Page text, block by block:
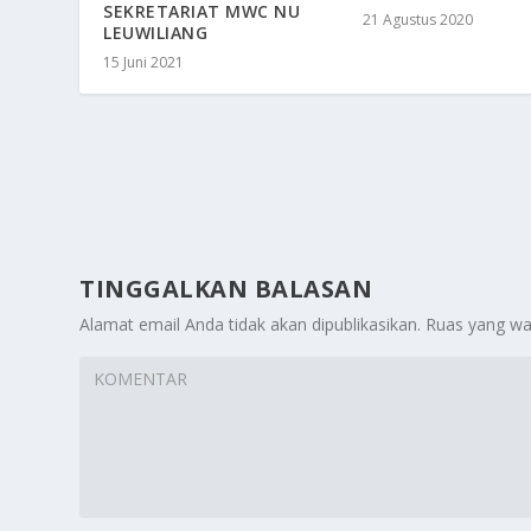
SEKRETARIAT MWC NU
LEUWILIANG
15 Juni 2021
21 Agustus 2020
TINGGALKAN BALASAN
Alamat email Anda tidak akan dipublikasikan. Ruas yang